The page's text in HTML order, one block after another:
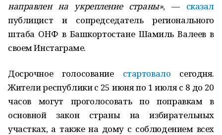
направлен на укрепление страны», — сказал
публицист и сопредседатель регионального
штаба ОНФ в Башкортостане Шамиль Валеев в
своем Инстаграме.
Досрочное голосование стартовало сегодня.
Жители республики с 25 июня по 1 июля с 8 до 20
часов могут проголосовать по поправкам в
основной закон страны на избирательных
участках, а также на дому с соблюдением всех